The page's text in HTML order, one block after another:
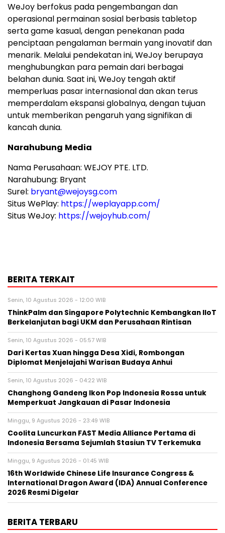
WeJoy berfokus pada pengembangan dan
operasional permainan sosial berbasis tabletop
serta game kasual, dengan penekanan pada
penciptaan pengalaman bermain yang inovatif dan
menarik. Melalui pendekatan ini, WeJoy berupaya
menghubungkan para pemain dari berbagai
belahan dunia. Saat ini, WeJoy tengah aktif
memperluas pasar internasional dan akan terus
memperdalam ekspansi globalnya, dengan tujuan
untuk memberikan pengaruh yang signifikan di
kancah dunia.
Narahubung Media
Nama Perusahaan: WEJOY PTE. LTD.
Narahubung: Bryant
Surel: bryant@wejoysg.com
Situs WePlay: https://weplayapp.com/
Situs WeJoy: https://wejoyhub.com/
BERITA TERKAIT
Senin, 10 Agustus 2026 - 12:00 WIB
ThinkPalm dan Singapore Polytechnic Kembangkan IIoT
Berkelanjutan bagi UKM dan Perusahaan Rintisan
Senin, 10 Agustus 2026 - 05:57 WIB
Dari Kertas Xuan hingga Desa Xidi, Rombongan
Diplomat Menjelajahi Warisan Budaya Anhui
Senin, 10 Agustus 2026 - 04:22 WIB
Changhong Gandeng Ikon Pop Indonesia Rossa untuk
Memperkuat Jangkauan di Pasar Indonesia
Minggu, 9 Agustus 2026 - 23:49 WIB
Coolita Luncurkan FAST Media Alliance Pertama di
Indonesia Bersama Sejumlah Stasiun TV Terkemuka
Minggu, 9 Agustus 2026 - 01:45 WIB
16th Worldwide Chinese Life Insurance Congress &
International Dragon Award (IDA) Annual Conference
2026 Resmi Digelar
BERITA TERBARU